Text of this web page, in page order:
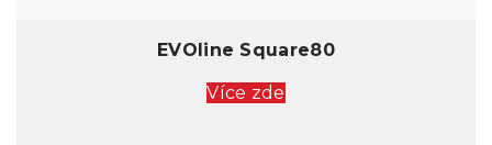
EVOline Square80
Více zde